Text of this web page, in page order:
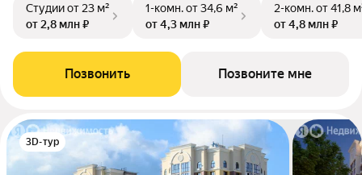
Студииот 23 м²
от 2,8 млн ₽
1-комн.от 34,6 м²
от 4,3 млн ₽
2-комн.от 41,8
от 4,8 млн ₽
Позвонить Позвоните мне
3D-тур